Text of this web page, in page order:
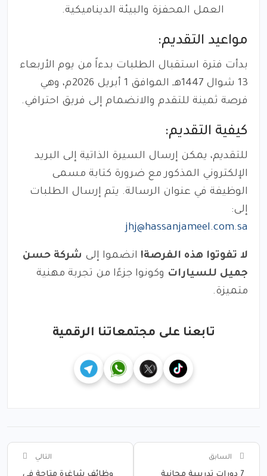
العمل المحفزة والبيئة الديناميكية.
مواعيد التقديم:
بدأت فترة استقبال الطلبات بدءاً من يوم الأربعاء
13 شوال 1447هـ الموافق 1 أبريل 2026م، وهي
فرصة ثمينة للتقدم والانضمام إلى فريق احترافي.
كيفية التقديم:
للتقديم، يمكن إرسال السيرة الذاتية إلى البريد
الإلكتروني المذكور مع ضرورة كتابة مسمى
الوظيفة في عنوان الرسالة. يتم إرسال الطلبات
إلى:
jhj@hassanjameel.com.sa
لا تفوتوا هذه الفرصة! انضموا إلى شركة حسن
جميل للسيارات وكونوا جزءًا من تجربة مهنية
متميزة.
تابعنا على مجتمعاتنا الرقمية
السابق التالي